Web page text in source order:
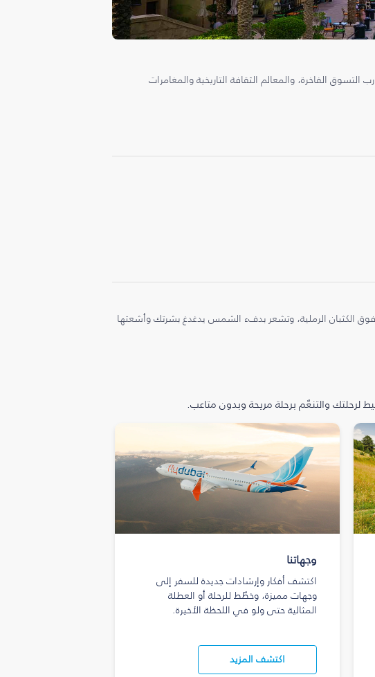
التسوق الفاخرة، والمعالم الثقافة التاريخية والمغامرات
الكثبان الرملية، وتشعر بدفء الشمس يدغدغ بشرتك وأشعتها
والتنعّم برحلة مريحة وبدون متاعب.
وجهاتنا
اكتشف أفكار وإرشادات جديدة للسفر إلى
وجهات مميزة، وخطّط للرحلة أو العطلة
المثالية حتى ولو في اللحظة الأخيرة.
اكتشف المزيد